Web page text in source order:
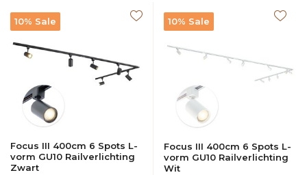
10% Sale
Focus III 400cm 6 Spots L-
vorm GU10 Railverlichting
Zwart
10% Sale
Focus III 400cm 6 Spots L-
vorm GU10 Railverlichting
Wit